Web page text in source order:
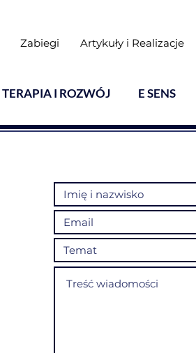
Zabiegi Artykuły i Realizacje
TERAPIA I ROZWÓJ E SENS